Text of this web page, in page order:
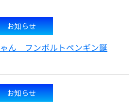
お知らせ
ん フンボルトペンギン誕
お知らせ